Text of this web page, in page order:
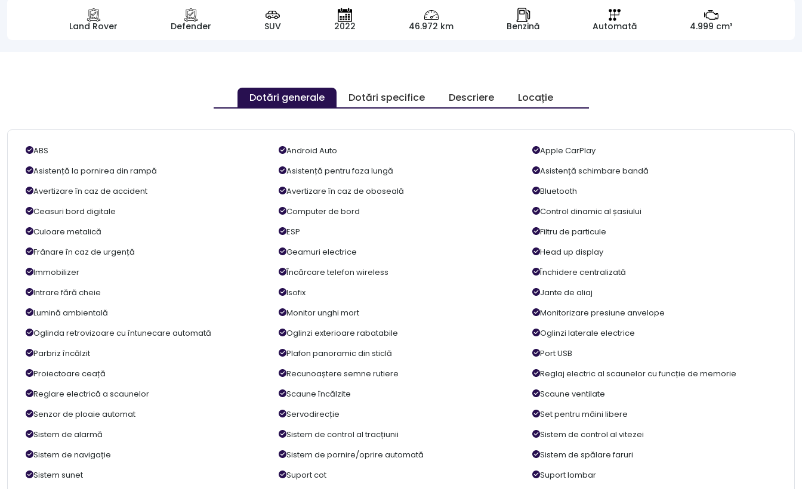
Land Rover Defender SUV 2022 46.972 km Benzină Automată 4.999 cm³
Dotări generale Dotări specifice Descriere Locație
ABS Android Auto
Apple CarPlay
Asistență la pornirea din rampă
Asistență pentru faza lungă
Asistență schimbare bandă
Avertizare în caz de accident
Avertizare în caz de oboseală
Bluetooth
Ceasuri bord digitale
Computer de bord
Control dinamic al șasiului
Culoare metalică
ESP
Filtru de particule
Frânare în caz de urgență
Geamuri electrice
Head up display
Immobilizer
Încărcare telefon wireless
Închidere centralizată
Intrare fără cheie
Isofix
Jante de aliaj
Lumină ambientală
Monitor unghi mort
Monitorizare presiune anvelope
Oglinda retrovizoare cu întunecare automată
Oglinzi exterioare rabatabile
Oglinzi laterale electrice
Parbriz încălzit
Plafon panoramic din sticlă
Port USB
Proiectoare ceață
Recunoaștere semne rutiere
Reglaj electric al scaunelor cu funcție de memorie
Reglare electrică a scaunelor
Scaune încălzite
Scaune ventilate
Senzor de ploaie automat
Servodirecție
Set pentru mâini libere
Sistem de alarmă
Sistem de control al tracțiunii
Sistem de control al vitezei
Sistem de navigație
Sistem de pornire/oprire automată
Sistem de spălare faruri
Sistem sunet
Suport cot
Suport lombar